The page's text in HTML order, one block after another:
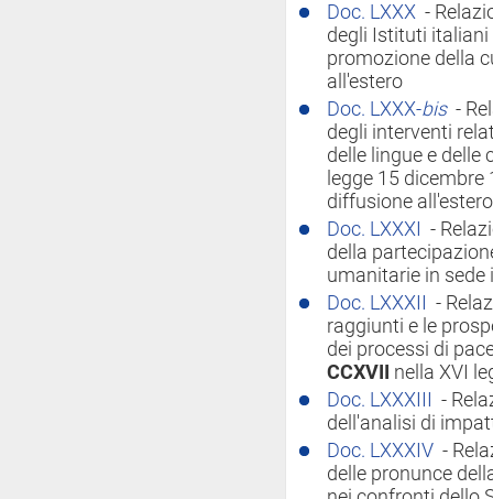
Doc. LXXX -
degli Istituti italiani
promozione della
all'estero
Doc. LXXX-bis -
degli interventi
delle lingue e
legge 15 dicembre
diffusione
Doc. LXXXI
-
della
umanitarie in sede
Doc. LXXXII
-
raggiunti e le
dei processi di
CCXVII
nella XVI
Doc. LXXXIII
-
dell'analisi di
Doc. LXXXIV -
delle pronunce